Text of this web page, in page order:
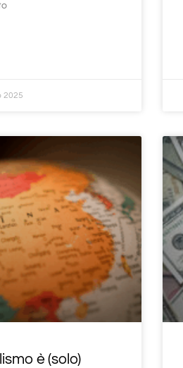
2025
è (solo)